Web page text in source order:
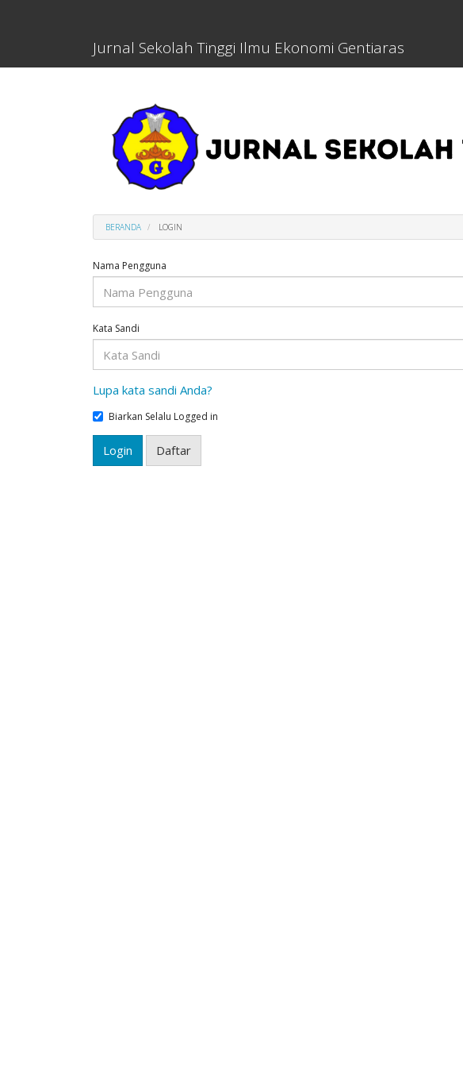
Jurnal Sekolah Tinggi Ilmu Ekonomi Gentiaras
BERANDA LOGIN
Nama Pengguna
Kata Sandi
Lupa kata sandi Anda?
Biarkan Selalu Logged in
Login Daftar